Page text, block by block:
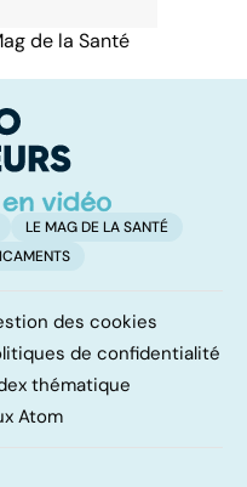
de la Santé
LE MAG DE LA SANTÉ
des cookies
de confidentialité
thématique
Atom